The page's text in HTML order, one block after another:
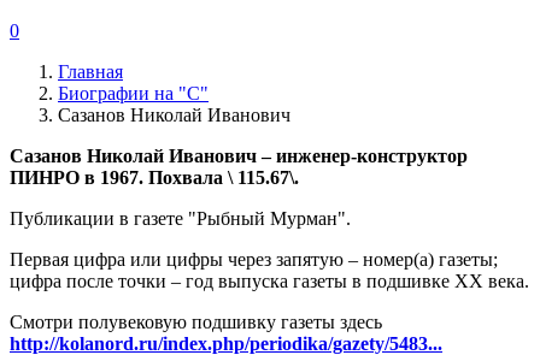
0
Главная
Биографии на "С"
Сазанов Николай Иванович
Сазанов Николай Иванович – инженер-конструктор
ПИНРО в 1967. Похвала \ 115.67\.
Публикации в газете "Рыбный Мурман".
Первая цифра или цифры через запятую – номер(а) газеты;
цифра после точки – год выпуска газеты в подшивке ХХ века.
Смотри полувековую подшивку газеты здесь
http://kolanord.ru/index.php/periodika/gazety/5483...